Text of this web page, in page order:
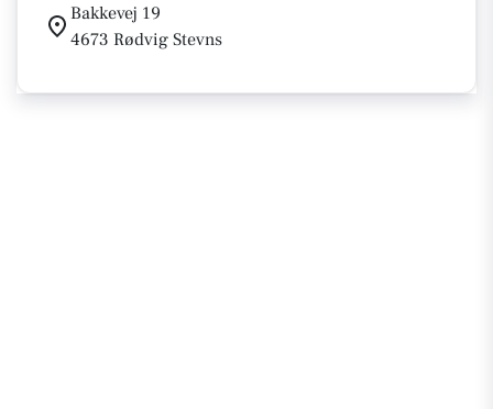
Bakkevej 19
4673 Rødvig Stevns